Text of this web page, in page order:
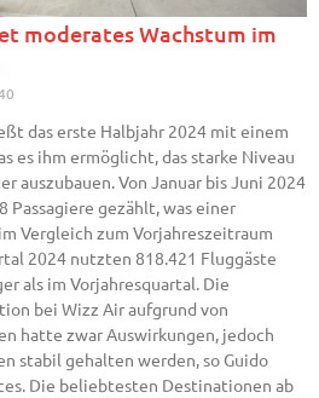
moderates Wachstum im
das erste Halbjahr 2024 mit einem
es ihm ermöglicht, das starke Niveau
auszubauen. Von Januar bis Juni 2024
Passagiere gezählt, was einer
Vergleich zum Vorjahreszeitraum
2024 nutzten 818.421 Fluggäste
als im Vorjahresquartal. Die
bei Wizz Air aufgrund von
hatte zwar Auswirkungen, jedoch
stabil gehalten werden, so Guido
Die beliebtesten Destinationen ab